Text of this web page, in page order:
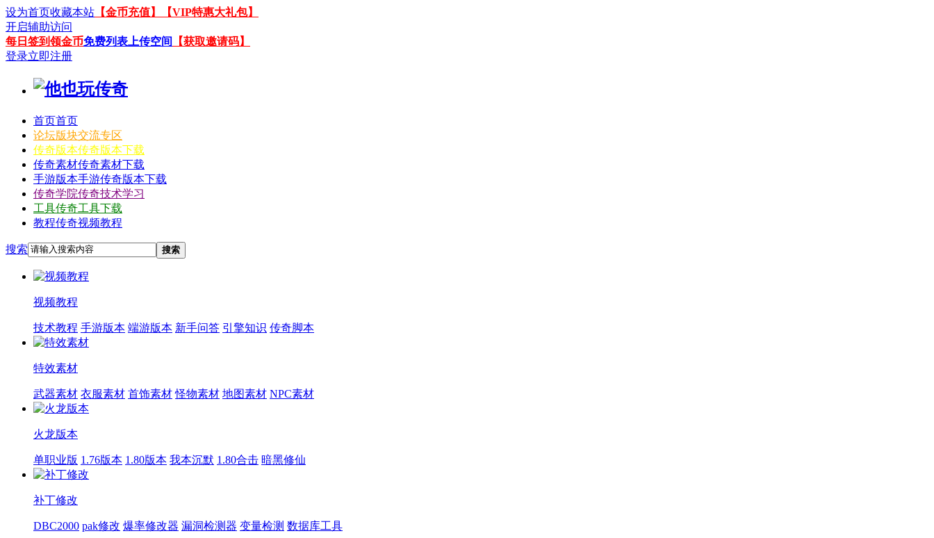
设为首页收藏本站 【金币充值】
【VIP特惠大礼包】
开启辅助访问
每日签到领金币免费列表上传空间
【获取邀请码】
登录立即注册
首页首页
论坛版块交流专区
传奇版本传奇版本下载
传奇素材传奇素材下载
手游版本手游传奇版本下载
传奇学院传奇技术学习
工具传奇工具下载
教程传奇视频教程
搜索 搜索
视频教程
技术教程 手游版本 端游版本 新手问答 引擎知识 传奇脚本
特效素材
武器素材 衣服素材 首饰素材 怪物素材 地图素材 NPC素材
火龙版本
单职业版 1.76版本 1.80版本 我本沉默 1.80合击 暗黑修仙
补丁修改
DBC2000 pak修改 爆率修改器 漏洞检测器 变量检测 数据库工具